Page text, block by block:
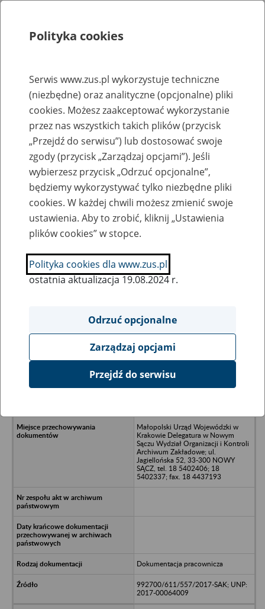
Rejestry, ewidencje i archiwa
Baza zlikwidowanych lub
przekształconych zakładów pracy
Nazwa zakładu pracy:
SZUKAJ
Ukryj wszystkie pozycje bazy
Chrzanowskie Zakłady Przemysłu
Małopolski Urząd Wojewódzki w
Krakowie Delegatura w Nowym
Sączu Wydział Organizacji i Kontroli
Archiwum Zakładowe; ul.
Jagiellońska 52, 33-300 NOWY
SĄCZ, tel. 18 5402406; 18
5402337; fax. 18 4437193
Dokumentacja pracownicza
992700/611/557/2017-SAK; UNP:
2017-00064009
Polityka cookies
Serwis www.zus.pl wykorzystuje techniczne
(niezbędne) oraz analityczne (opcjonalne) pliki
cookies. Możesz zaakceptować wykorzystanie
przez nas wszystkich takich plików (przycisk
„Przejdź do serwisu”) lub dostosować swoje
zgody (przycisk „Zarządzaj opcjami”). Jeśli
wybierzesz przycisk „Odrzuć opcjonalne”,
będziemy wykorzystywać tylko niezbędne pliki
cookies. W każdej chwili możesz zmienić swoje
ustawienia. Aby to zrobić, kliknij „Ustawienia
plików cookies” w stopce.
Polityka cookies dla www.zus.pl
ostatnia aktualizacja 19.08.2024 r.
Odrzuć opcjonalne
Zarządzaj opcjami
Przejdź do serwisu